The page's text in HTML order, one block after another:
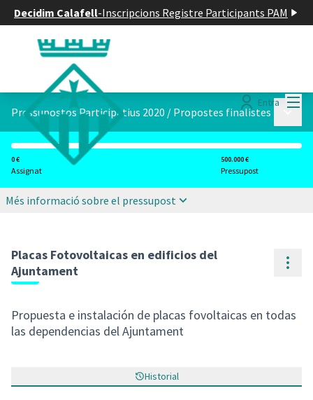
Decidim Calafell-Inscripcions Registre Participants PAM
Entra
Pressupostos Participatius 2020 / Propostes finalistes
0 €
Assignat
500.000 €
Pressupost
Més informació sobre el pressupost
Placas Fotovoltaicas en edificios del
Ajuntament
Propuesta e instalación de placas fovoltaicas en todas
las dependencias del Ajuntament
Historial